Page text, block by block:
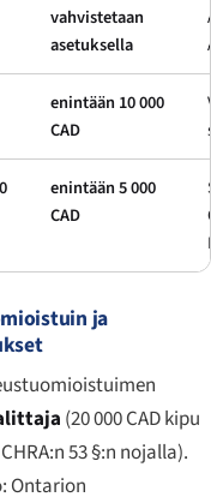
vahvistetaan
asetuksella
enintään 10 000
CAD
enintään 5 000
CAD
ja
(20 000 CAD kipu
53 §:n nojalla).
Ontarion